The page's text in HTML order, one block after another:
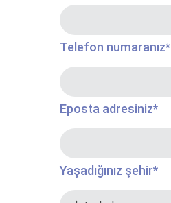
Telefon numaranız*
Eposta adresiniz*
Yaşadığınız şehir*